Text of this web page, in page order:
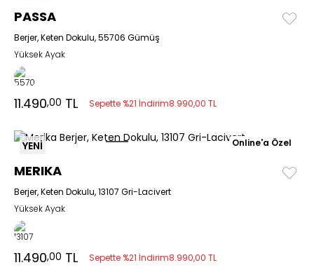
PASSA
Berjer, Keten Dokulu, 55706 Gümüş
Yüksek Ayak
11.490,00 TL Sepette %21 İndirim8.990,00 TL
YENİ Online'a Özel
MERIKA
Berjer, Keten Dokulu, 13107 Gri-Lacivert
Yüksek Ayak
11.490,00 TL Sepette %21 İndirim8.990,00 TL